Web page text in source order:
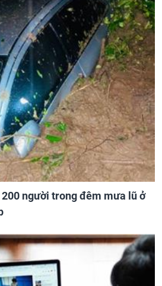
người trong đêm mưa lũ ở